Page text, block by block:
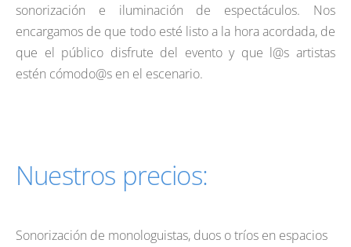
sonorización e iluminación de espectáculos. Nos
encargamos de que todo esté listo a la hora acordada, de
que el público disfrute del evento y que l@s artistas
estén cómodo@s en el escenario.
Nuestros precios:
Sonorización de monologuistas, duos o tríos en espacios